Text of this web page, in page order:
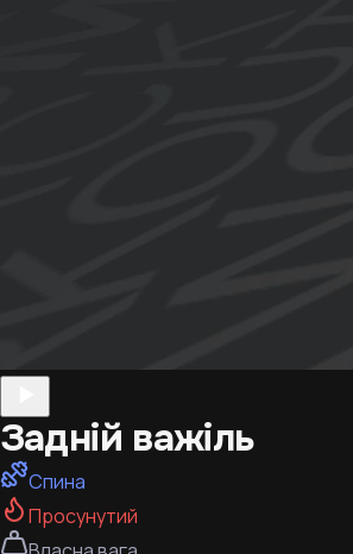
Задній важіль
Спина
Просунутий